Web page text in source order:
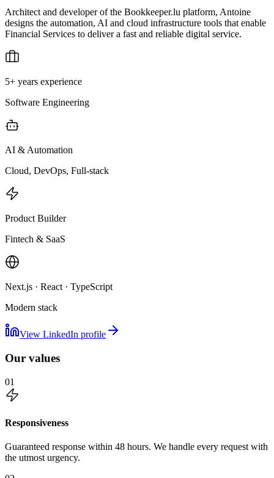
Architect and developer of the Bookkeeper.lu platform, Antoine
designs the automation, AI and cloud infrastructure tools that enable
Financial Services to deliver a fast and reliable digital service.
5+ years experience
Software Engineering
AI & Automation
Cloud, DevOps, Full-stack
Product Builder
Fintech & SaaS
Next.js · React · TypeScript
Modern stack
View LinkedIn profile
Our values
01
Responsiveness
Guaranteed response within 48 hours. We handle every request with
the utmost urgency.